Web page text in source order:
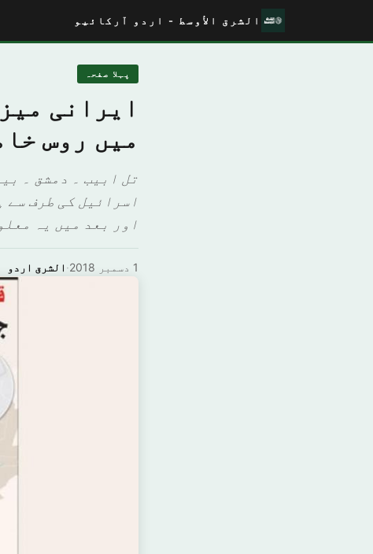
الشرق الأوسط - اردو آرکائیو
پہلا صفحہ
ایرانی
میں روس
تل ابیب ۔ دمشق ۔
اسرائیل کی طرف سے
اور بعد میں یہ
الشرق اردو · 1 دسمبر 2018